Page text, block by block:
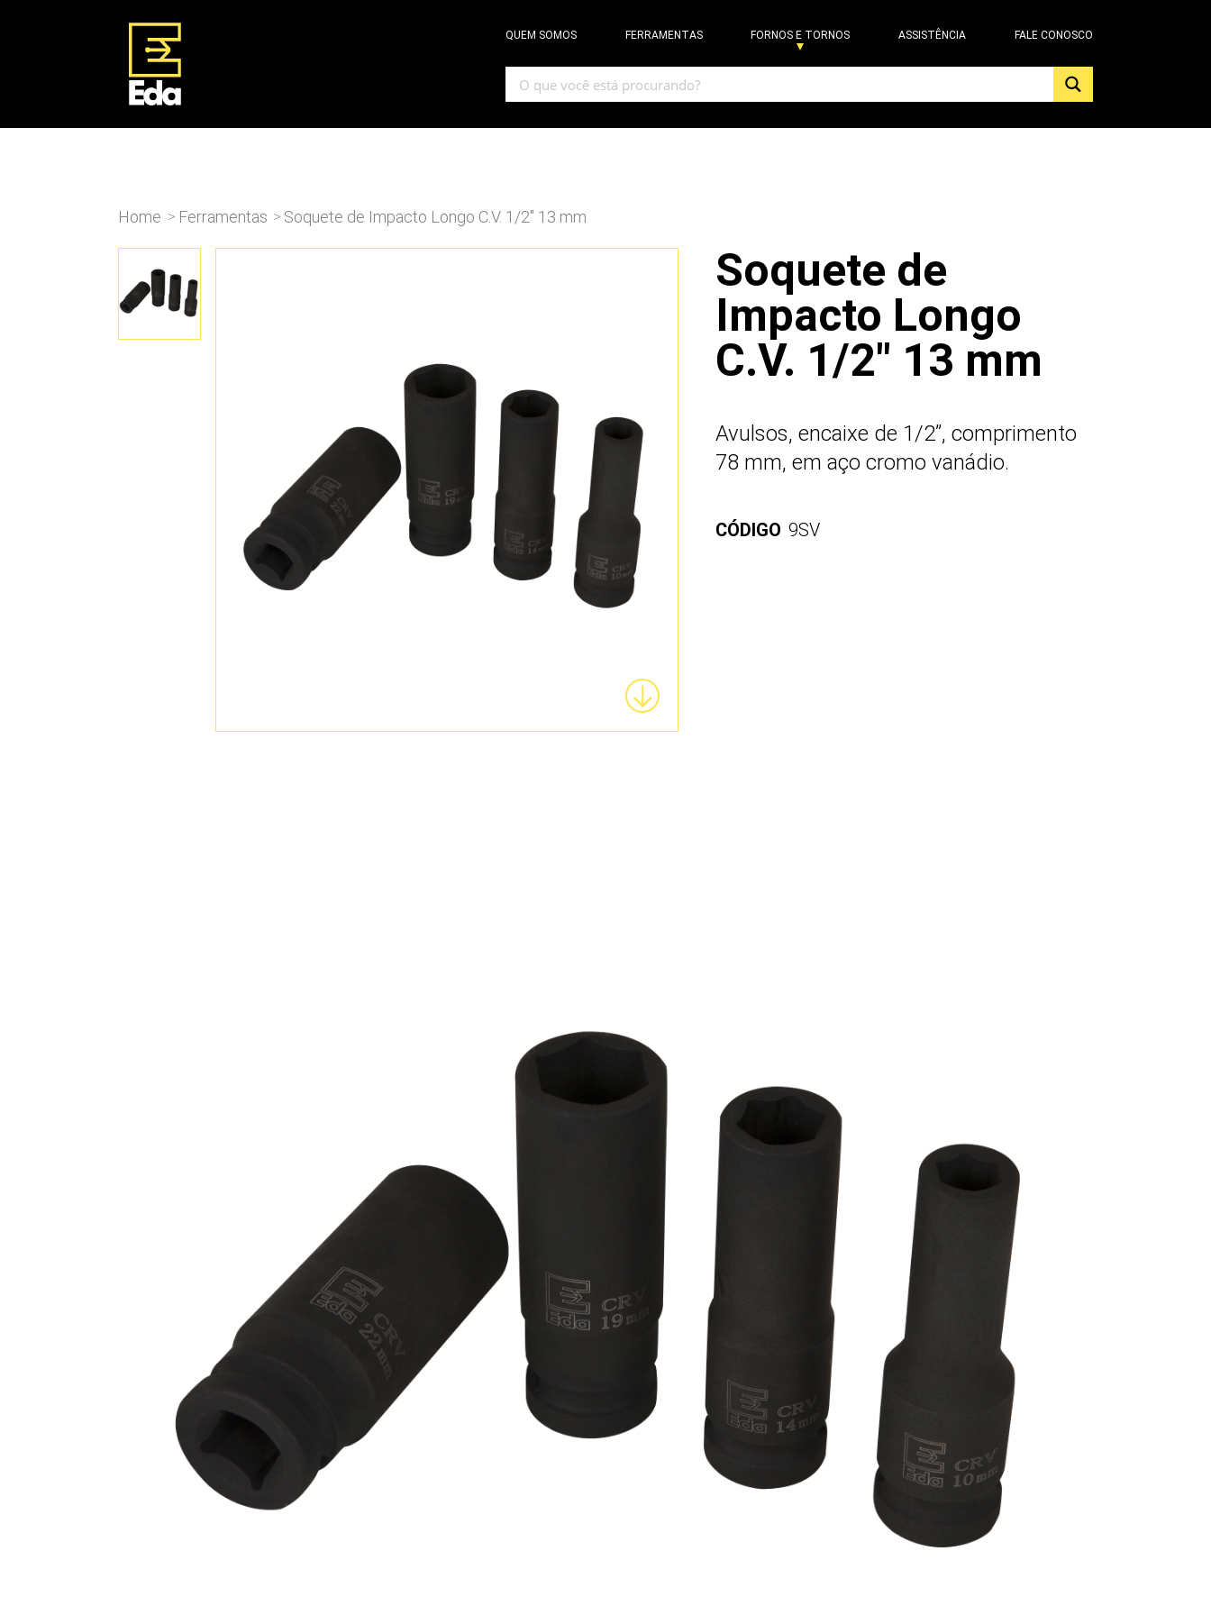
QUEM SOMOS FERRAMENTAS FORNOS E TORNOS ASSISTÊNCIA FALE CONOSCO
Home > Ferramentas > Soquete de Impacto Longo C.V. 1/2″ 13 mm
Soquete de
Impacto Longo
C.V. 1/2" 13 mm
Avulsos, encaixe de 1/2”, comprimento
78 mm, em aço cromo vanádio.
CÓDIGO 9SV